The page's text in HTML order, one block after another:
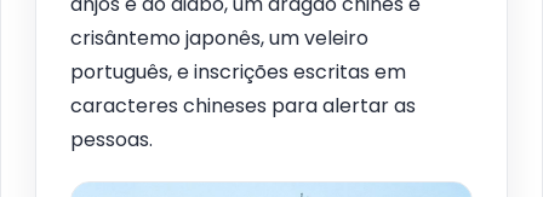
crisântemo japonês, um veleiro
português, e inscrições escritas em
caracteres chineses para alertar as
pessoas.